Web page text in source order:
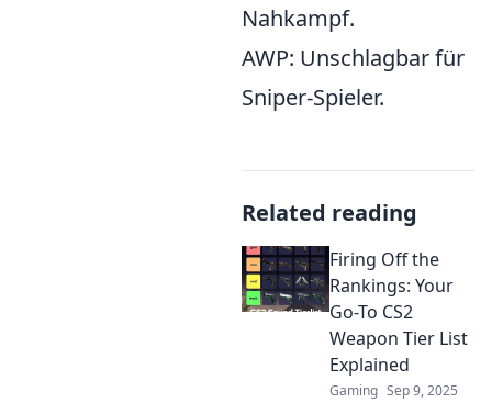
Nahkampf.
AWP: Unschlagbar für
Sniper-Spieler.
Related reading
Firing Off the
Rankings: Your
Go-To CS2
Weapon Tier List
Explained
Gaming Sep 9, 2025